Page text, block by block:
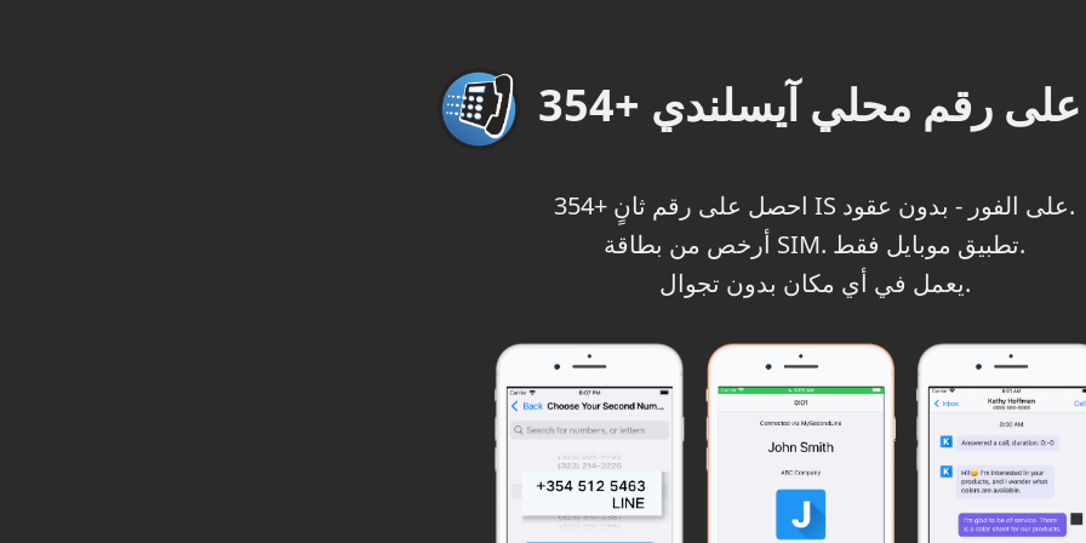
رقم محلي آيسلندي +354
احصل على رقم ثانٍ +354 IS على الفور - بدون عقود.
أرخص من بطاقة SIM. تطبيق موبايل فقط.
يعمل في أي مكان بدون تجوال.